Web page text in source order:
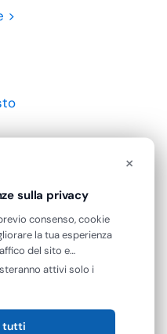
>
da descrizione,
×
sulla privacy
consenso, cookie
la tua esperienza
del sito e
personalizzati. Puoi
gestire le tue
il consenso in
attivi solo i
tutti